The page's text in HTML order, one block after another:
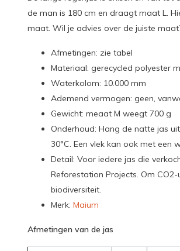
de man is 180 cm en draagt maat L.
maat. Wil je advies over de juiste
Afmetingen: zie tabel
Materiaal: gerecycled polyester
Waterkolom: 10.000 mm
Ademend vermogen: geen,
Gewicht: meaat M weegt 700 g
Onderhoud: Hang de natte jas
30°C. Een vlek kan ook met
Detail: Voor iedere jas die
Reforestation Projects. Om
biodiversiteit.
Merk: Maium
Afmetingen van de jas